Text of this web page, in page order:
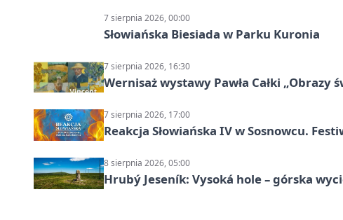
7 sierpnia 2026, 00:00
Słowiańska Biesiada w Parku Kuronia
7 sierpnia 2026, 16:30
Wernisaż wystawy Pawła Całki „Obrazy
7 sierpnia 2026, 17:00
Reakcja Słowiańska IV w Sosnowcu.
8 sierpnia 2026, 05:00
Hrubý Jeseník: Vysoká hole – górska